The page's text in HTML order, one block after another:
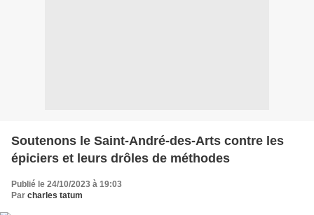
Soutenons le Saint-André-des-Arts contre les
épiciers et leurs drôles de méthodes
Publié le 24/10/2023 à 19:03
Par charles tatum